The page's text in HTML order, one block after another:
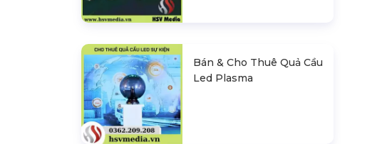
Bán & Cho Thuê Quả Cầu
Led Plasma